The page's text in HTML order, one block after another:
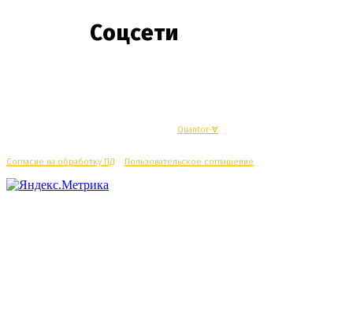
Соцсети
Quantor-∀
Согласие на обработку ПД Пользовательское соглашение